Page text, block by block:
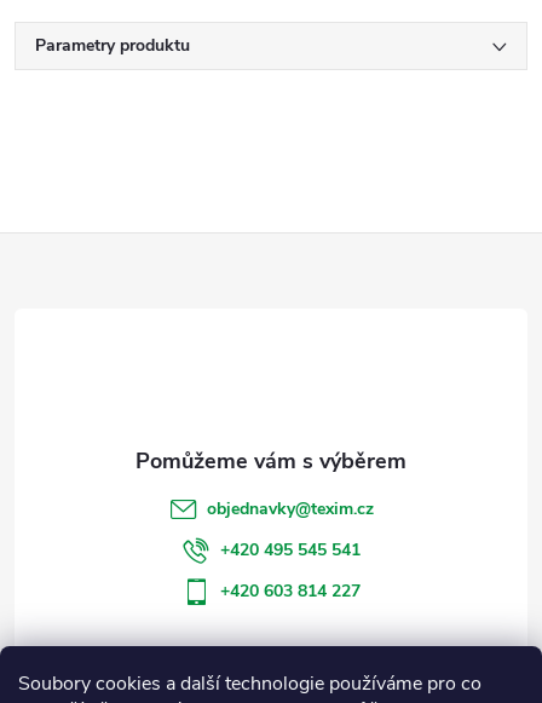
Soubory cookies a další technologie používáme pro co
Parametry produktu
objednavky@texim.cz
+420 495 545 541
+420 603 814 227